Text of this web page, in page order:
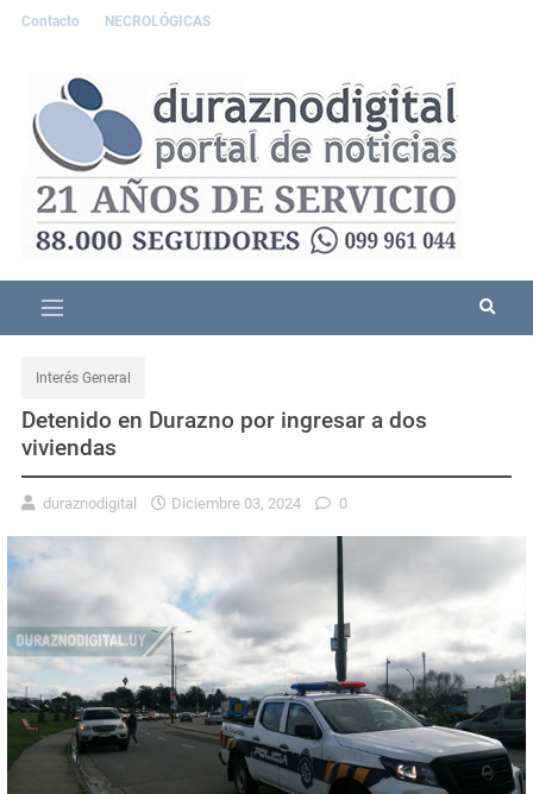
Contacto NECROLÓGICAS
Interés General
Detenido en Durazno por ingresar a dos
viviendas
duraznodigital Diciembre 03, 2024 0